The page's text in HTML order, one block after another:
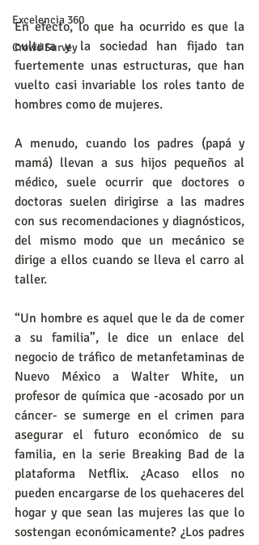
Excelencia 360
Crowd Survey
En efecto, lo que ha ocurrido es que la
cultura y la sociedad han fijado tan
fuertemente unas estructuras, que han
vuelto casi invariable los roles tanto de
hombres como de mujeres.
A menudo, cuando los padres (papá y
mamá) llevan a sus hijos pequeños al
médico, suele ocurrir que doctores o
doctoras suelen dirigirse a las madres
con sus recomendaciones y diagnósticos,
del mismo modo que un mecánico se
dirige a ellos cuando se lleva el carro al
taller.
“Un hombre es aquel que le da de comer
a su familia”, le dice un enlace del
negocio de tráfico de metanfetaminas de
Nuevo México a Walter White, un
profesor de química que -acosado por un
cáncer- se sumerge en el crimen para
asegurar el futuro económico de su
familia, en la serie Breaking Bad de la
plataforma Netflix. ¿Acaso ellos no
pueden encargarse de los quehaceres del
hogar y que sean las mujeres las que lo
sostengan económicamente? ¿Los padres